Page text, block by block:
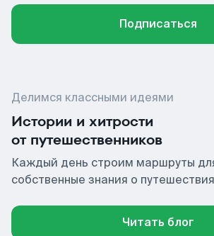
Подписаться
Делимся классными идеями
Истории и хитрости
от путешественников
Каждый день строим маршруты
собственные знания о
Читать блог